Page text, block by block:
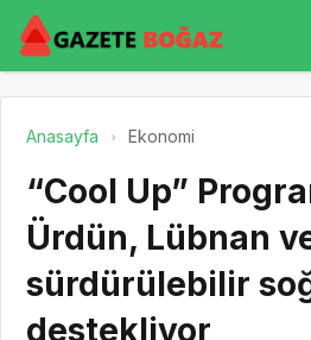
Anasayfa Ekonomi
“Cool Up”
Ürdün, Lübnan
sürdürülebilir
destekliyor